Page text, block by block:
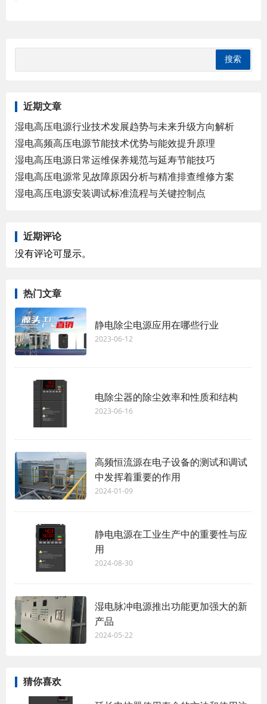
近期文章
湿电高压电源行业技术发展趋势与未来升级方向解析
湿电高频高压电源节能技术优势与能效提升原理
湿电高压电源日常运维保养规范与延寿节能技巧
湿电高压电源常见故障原因分析与精准排查维修方案
湿电高压电源安装调试标准流程与关键控制点
近期评论
没有评论可显示。
热门文章
静电除尘电源应用在哪些行业
2023-06-12
电除尘器的除尘效率和性质和结构
2023-06-16
高频恒流源在电子设备的测试和调试
中发挥着重要的作用
2024-01-09
静电电源在工业生产中的重要性与应
用
2024-08-30
湿电脉冲电源推出功能更加强大的新
产品
2024-05-22
猜你喜欢